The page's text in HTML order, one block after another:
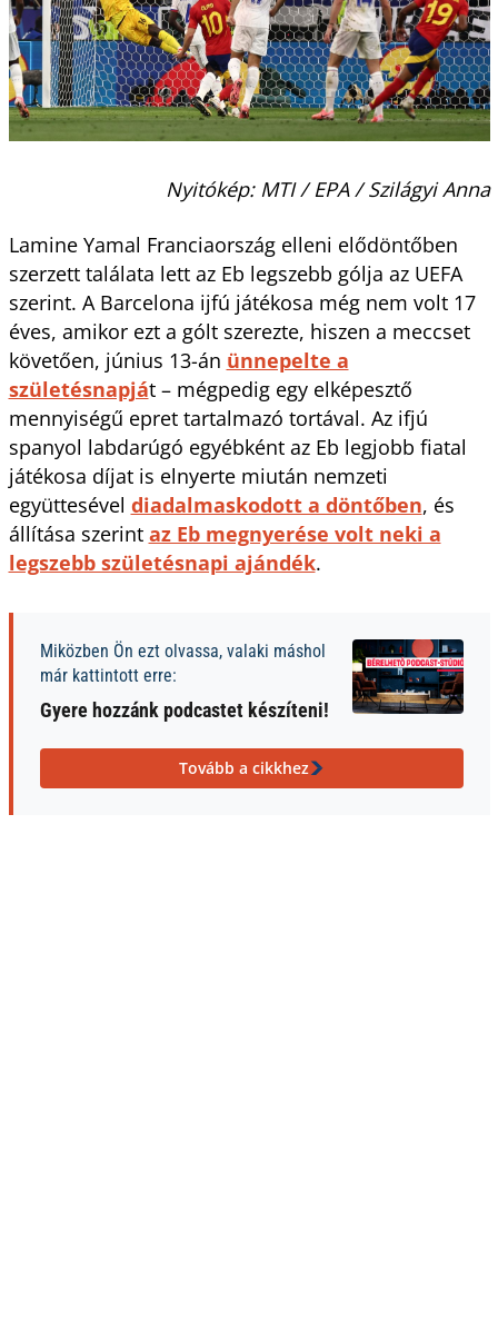
Nyitókép: MTI / EPA / Szilágyi Anna
Lamine Yamal Franciaország elleni elődöntőben
szerzett találata lett az Eb legszebb gólja az UEFA
szerint. A Barcelona ijfú játékosa még nem volt 17
éves, amikor ezt a gólt szerezte, hiszen a meccset
követően, június 13-án ünnepelte a
születésnapját – mégpedig egy elképesztő
mennyiségű epret tartalmazó tortával. Az ifjú
spanyol labdarúgó egyébként az Eb legjobb fiatal
játékosa díjat is elnyerte miután nemzeti
együttesével diadalmaskodott a döntőben, és
állítása szerint az Eb megnyerése volt neki a
legszebb születésnapi ajándék.
Miközben Ön ezt olvassa, valaki máshol
már kattintott erre:
Gyere hozzánk podcastet készíteni!
Tovább a cikkhez